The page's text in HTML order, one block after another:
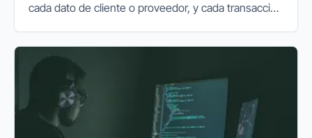
cada dato de cliente o proveedor, y cada transacción
responsabilidad implícita...